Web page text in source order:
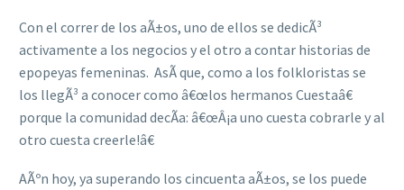
Con el correr de los aÃ±os, uno de ellos se dedicÃ³
activamente a los negocios y el otro a contar historias de
epopeyas femeninas. AsÃ­ que, como a los folkloristas se
los llegÃ³ a conocer como â€œlos hermanos Cuestaâ€
porque la comunidad decÃ­a: â€œÂ¡a uno cuesta cobrarle y al
otro cuesta creerle!â€
AÃºn hoy, ya superando los cincuenta aÃ±os, se los puede